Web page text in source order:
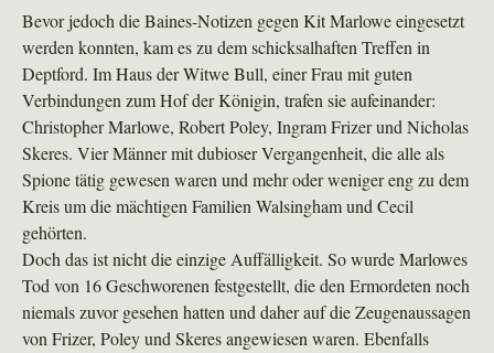
Bevor jedoch die Baines-Notizen gegen Kit Marlowe eingesetzt
werden konnten, kam es zu dem schicksalhaften Treffen in
Deptford. Im Haus der Witwe Bull, einer Frau mit guten
Verbindungen zum Hof der Königin, trafen sie aufeinander:
Christopher Marlowe, Robert Poley, Ingram Frizer und Nicholas
Skeres. Vier Männer mit dubioser Vergangenheit, die alle als
Spione tätig gewesen waren und mehr oder weniger eng zu dem
Kreis um die mächtigen Familien Walsingham und Cecil
gehörten.
Doch das ist nicht die einzige Auffälligkeit. So wurde Marlowes
Tod von 16 Geschworenen festgestellt, die den Ermordeten noch
niemals zuvor gesehen hatten und daher auf die Zeugenaussagen
von Frizer, Poley und Skeres angewiesen waren. Ebenfalls